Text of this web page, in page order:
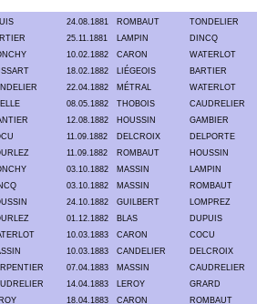
24.08.1881 ROMBAUT
TONDELIER
25.11.1881 LAMPIN
DINCQ
10.02.1882 CARON
WATERLOT
18.02.1882 LIÉGEOIS
BARTIER
22.04.1882 MÉTRAL
WATERLOT
08.05.1882 THOBOIS
CAUDRELIER
12.08.1882 HOUSSIN
GAMBIER
11.09.1882 DELCROIX
DELPORTE
11.09.1882 ROMBAUT
HOUSSIN
03.10.1882 MASSIN
LAMPIN
03.10.1882 MASSIN
ROMBAUT
24.10.1882 GUILBERT
LOMPREZ
01.12.1882 BLAS
DUPUIS
10.03.1883 CARON
COCU
10.03.1883 CANDELIER
DELCROIX
07.04.1883 MASSIN
CAUDRELIER
14.04.1883 LEROY
GRARD
18.04.1883 CARON ROMBAUT